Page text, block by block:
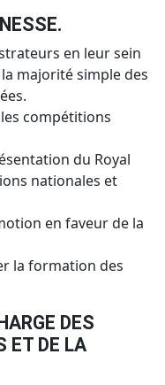
en leur sein
majorité simple des
compétitions
du Royal
nationales et
en faveur de la
la formation des
DES
ET DE LA